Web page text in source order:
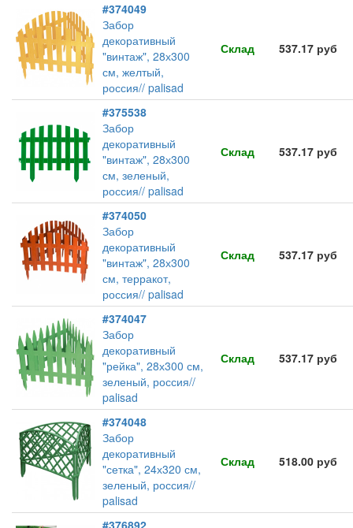
#374049
Забор
декоративный
"винтаж", 28х300
см, желтый,
россия// palisad
Склад 537.17 руб
#375538
Забор
декоративный
"винтаж", 28х300
см, зеленый,
россия// palisad
Склад 537.17 руб
#374050
Забор
декоративный
"винтаж", 28х300
см, терракот,
россия// palisad
Склад 537.17 руб
#374047
Забор
декоративный
"рейка", 28х300 см,
зеленый, россия//
palisad
Склад 537.17 руб
#374048
Забор
декоративный
"сетка", 24х320 см,
зеленый, россия//
palisad
Склад 518.00 руб
#376892